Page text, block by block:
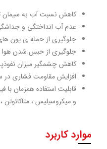
کاهش نسبت آب به سیمان تا
عدم آب انداختگی و
جلوگیری از حمله ی یون
جلوگیری از حبس شدن هوا
کاهش چشمگیر میزان
افزایش مقاومت فشاری در
قابلیت استفاده همزمان با
و میکروسیلیس ، متاکائولن
موارد کاربرد